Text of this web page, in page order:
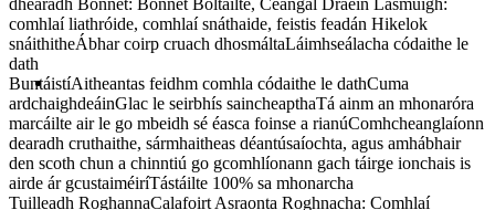
comhlaí liathróide, comhlaí snáthaide, feistis feadán Hikelok
snáithitheÁbhar coirp cruach dhosmáltaLáimhseálacha códaithe le
dath
BuntáistíAitheantas feidhm comhla códaithe le dathCuma
ardchaighdeáinGlac le seirbhís saincheapthaTá ainm an mhonaróra
marcáilte air le go mbeidh sé éasca foinse a rianúComhcheanglaíonn
dearadh cruthaithe, sármhaitheas déantúsaíochta, agus amhábhair
den scoth chun a chinntiú go gcomhlíonann gach táirge ionchais is
airde ár gcustaiméiríTástáilte 100% sa mhonarcha
Tuilleadh RoghannaCalafoirt Asraonta Roghnacha: Comhlaí